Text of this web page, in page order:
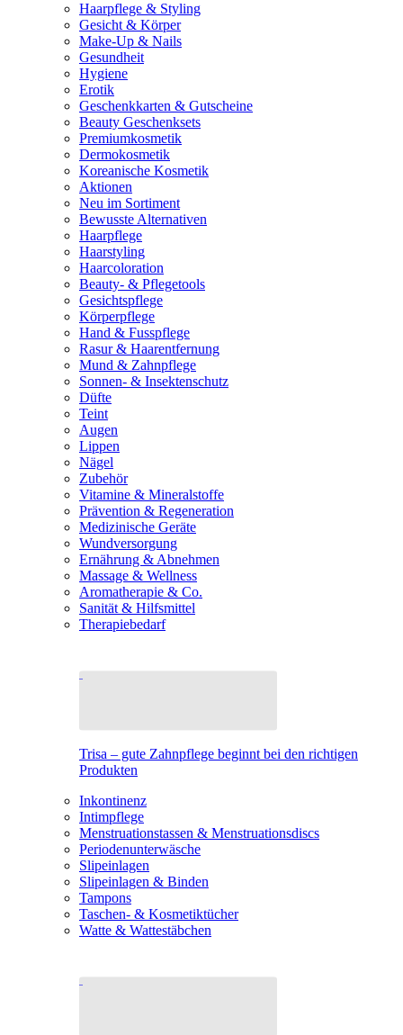
Haarpflege & Styling
Gesicht & Körper
Make-Up & Nails
Gesundheit
Hygiene
Erotik
Geschenkkarten & Gutscheine
Beauty Geschenksets
Premiumkosmetik
Dermokosmetik
Koreanische Kosmetik
Aktionen
Neu im Sortiment
Bewusste Alternativen
Haarpflege
Haarstyling
Haarcoloration
Beauty- & Pflegetools
Gesichtspflege
Körperpflege
Hand & Fusspflege
Rasur & Haarentfernung
Mund & Zahnpflege
Sonnen- & Insektenschutz
Düfte
Teint
Augen
Lippen
Nägel
Zubehör
Vitamine & Mineralstoffe
Prävention & Regeneration
Medizinische Geräte
Wundversorgung
Ernährung & Abnehmen
Massage & Wellness
Aromatherapie & Co.
Sanität & Hilfsmittel
Therapiebedarf
Trisa – gute Zahnpflege beginnt bei den richtigen
Produkten
Inkontinenz
Intimpflege
Menstruationstassen & Menstruationsdiscs
Periodenunterwäsche
Slipeinlagen
Slipeinlagen & Binden
Tampons
Taschen- & Kosmetiktücher
Watte & Wattestäbchen